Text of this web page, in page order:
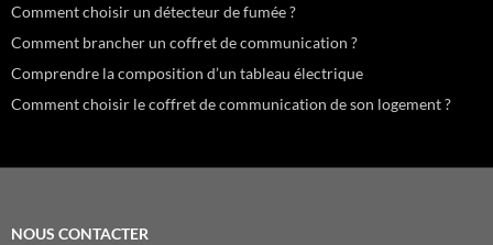
Comment choisir un détecteur de fumée ?
Comment brancher un coffret de communication ?
Comprendre la composition d’un tableau électrique
Comment choisir le coffret de communication de son logement ?
NOUS CONTACTER